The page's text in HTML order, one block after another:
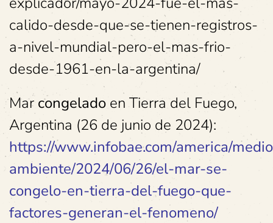
calido-desde-que-se-tienen-registros-
a-nivel-mundial-pero-el-mas-frio-
desde-1961-en-la-argentina/
Mar congelado en Tierra del Fuego,
Argentina (26 de junio de 2024):
https://www.infobae.com/america/
ambiente/2024/06/26/el-mar-se-
congelo-en-tierra-del-fuego-que-
factores-generan-el-fenomeno/